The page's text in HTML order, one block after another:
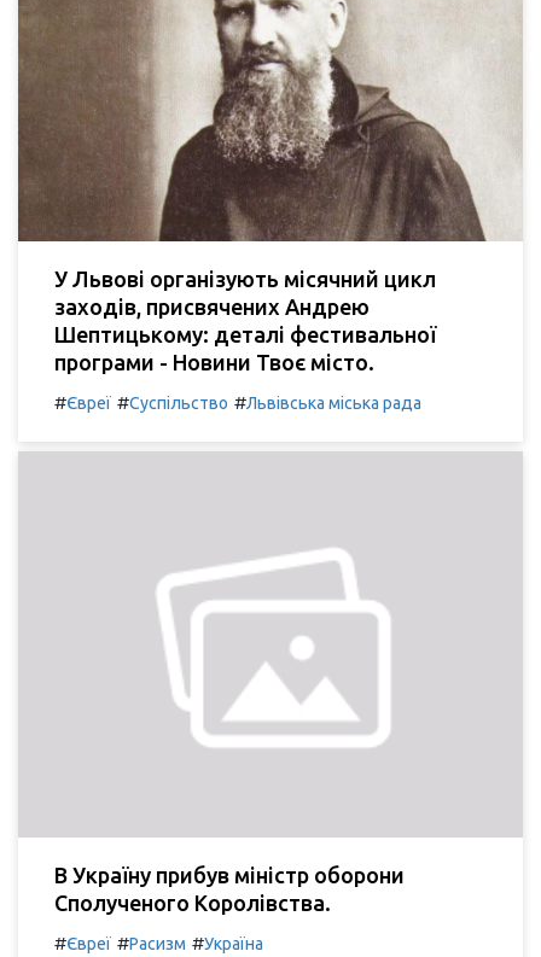
У Львові організують місячний цикл
заходів, присвячених Андрею
Шептицькому: деталі фестивальної
програми - Новини Твоє місто.
#Євреї #Суспільство #Львівська міська рада
В Україну прибув міністр оборони
Сполученого Королівства.
#Євреї #Расизм #Україна